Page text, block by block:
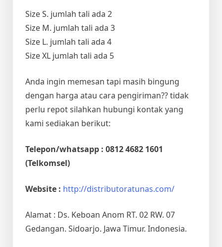
Size S. jumlah tali ada 2
Size M. jumlah tali ada 3
Size L. jumlah tali ada 4
Size XL jumlah tali ada 5
Anda ingin memesan tapi masih bingung
dengan harga atau cara pengiriman?? tidak
perlu repot silahkan hubungi kontak yang
kami sediakan berikut:
Telepon/whatsapp : 0812 4682 1601
(Telkomsel)
Website : http://distributoratunas.com/
Alamat : Ds. Keboan Anom RT. 02 RW. 07
Gedangan. Sidoarjo. Jawa Timur. Indonesia.